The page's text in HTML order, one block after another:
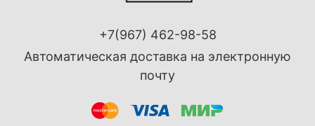
+7(967) 462-98-58
Автоматическая доставка на электронную
почту